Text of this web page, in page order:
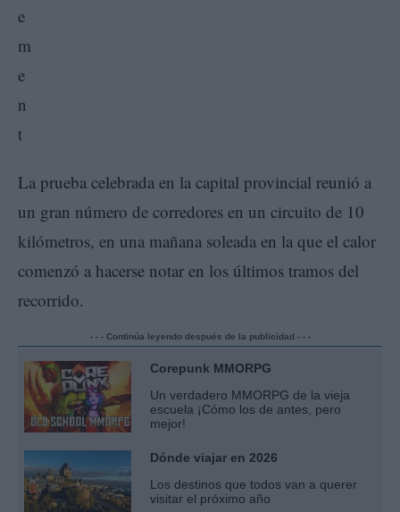
La prueba celebrada en la capital provincial reunió a
un gran número de corredores en un circuito de 10
kilómetros, en una mañana soleada en la que el calor
comenzó a hacerse notar en los últimos tramos del
recorrido.
- - - Continúa leyendo después de la publicidad - - -
Corepunk MMORPG
Un verdadero MMORPG de la vieja
escuela ¡Cómo los de antes, pero
mejor!
Dónde viajar en 2026
Los destinos que todos van a querer
visitar el próximo año